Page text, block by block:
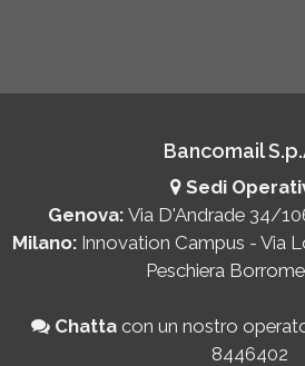
Bancomail
Sedi
Genova: Via D'Andrade 34/
Milano: Innovation Campus - Via
Peschiera
Chatta con un nostro
8446402